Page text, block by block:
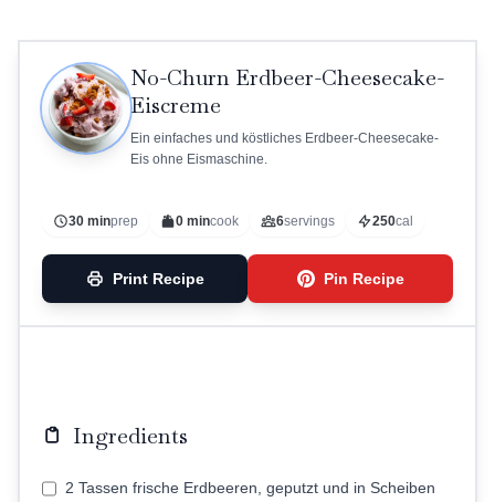
No-Churn Erdbeer-Cheesecake-
Eiscreme
Ein einfaches und köstliches Erdbeer-Cheesecake-
Eis ohne Eismaschine.
30 minprep 0 mincook 6servings 250cal
Print Recipe Pin Recipe
Ingredients
2 Tassen frische Erdbeeren, geputzt und in Scheiben